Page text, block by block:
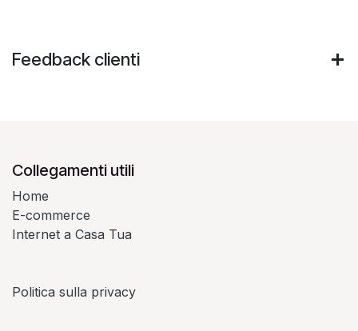
Feedback clienti
Collegamenti utili
Home
E-commerce
Internet a Casa Tua
Politica sulla privacy